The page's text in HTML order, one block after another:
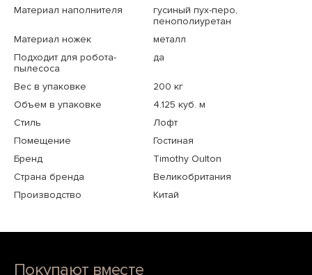
Материал наполнителя
гусиный пух-перо,
пенополиуретан
Материал ножек
металл
Подходит для робота-
пылесоса
да
Вес в упаковке
200 кг
Объем в упаковке
4.125 куб. м
Стиль
Лофт
Помещение
Гостиная
Бренд
Timothy Oulton
Страна бренда
Великобритания
Производство
Китай
Покупают вместе